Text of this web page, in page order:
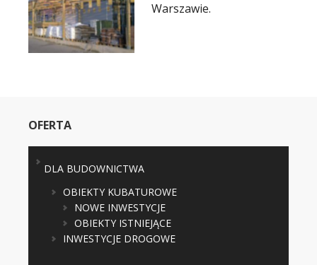
Warszawie.
OFERTA
DLA BUDOWNICTWA
OBIEKTY KUBATUROWE
NOWE INWESTYCJE
OBIEKTY ISTNIEJĄCE
INWESTYCJE DROGOWE